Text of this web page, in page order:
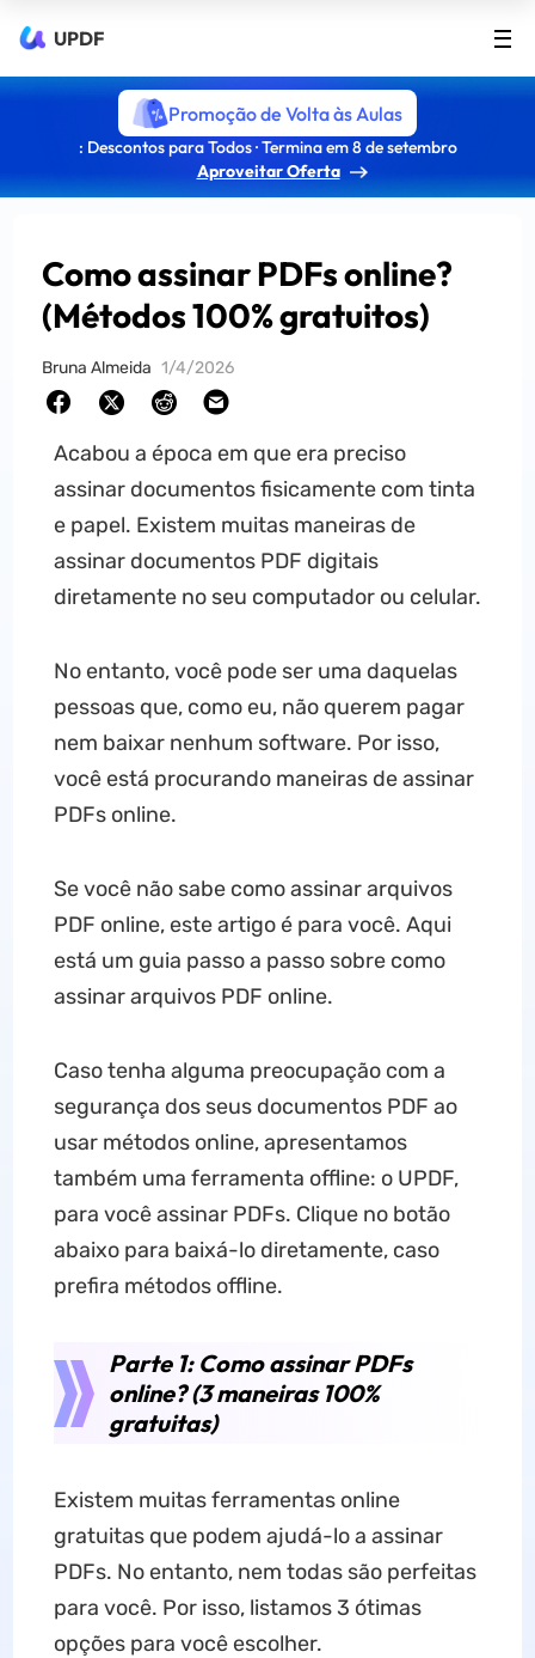
UPDF
Promoção de Volta às Aulas
: Descontos para Todos · Termina em 8 de setembro
Aproveitar Oferta
Como assinar PDFs online?
(Métodos 100% gratuitos)
Bruna Almeida 1/4/2026
Acabou a época em que era preciso
assinar documentos fisicamente com tinta
e papel. Existem muitas maneiras de
assinar documentos PDF digitais
diretamente no seu computador ou celular.
No entanto, você pode ser uma daquelas
pessoas que, como eu, não querem pagar
nem baixar nenhum software. Por isso,
você está procurando maneiras de assinar
PDFs online.
Se você não sabe como assinar arquivos
PDF online, este artigo é para você. Aqui
está um guia passo a passo sobre como
assinar arquivos PDF online.
Caso tenha alguma preocupação com a
segurança dos seus documentos PDF ao
usar métodos online, apresentamos
também uma ferramenta offline: o UPDF,
para você assinar PDFs. Clique no botão
abaixo para baixá-lo diretamente, caso
prefira métodos offline.
Parte 1: Como assinar PDFs
online? (3 maneiras 100%
gratuitas)
Existem muitas ferramentas online
gratuitas que podem ajudá-lo a assinar
PDFs. No entanto, nem todas são perfeitas
para você. Por isso, listamos 3 ótimas
opções para você escolher.